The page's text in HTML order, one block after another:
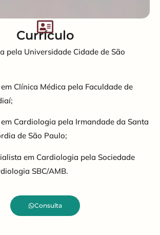
Currículo
pela Universidade Cidade de São
Clínica Médica pela Faculdade de
Cardiologia pela Irmandade da Santa
de São Paulo;
em Cardiologia pela Sociedade
SBC/AMB.
Consulta